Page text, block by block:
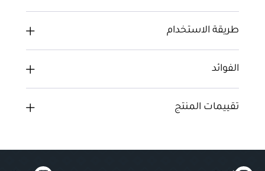
طريقة الاستخدام
الفوائد
تقييمات المنتج